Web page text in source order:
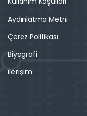
Aydınlatma Metni
Çerez Politikası
Biyografi
İletişim